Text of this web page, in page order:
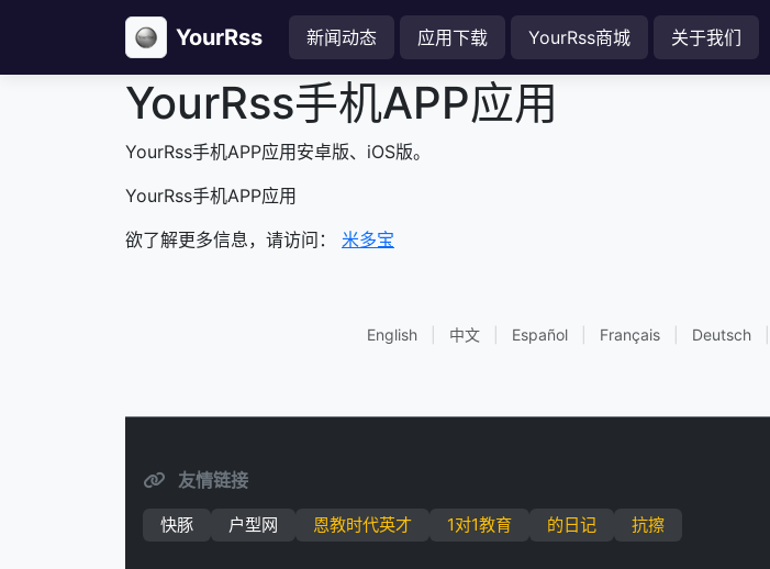
YourRss 新闻动态 应用下载 YourRss商城 关于我们
YourRss手机APP应用
YourRss手机APP应用安卓版、iOS版。
YourRss手机APP应用
欲了解更多信息，请访问： 米多宝
English 中文 Español Français Deutsch
友情链接
快豚 户型网 恩教时代英才 1对1教育 的日记 抗擦